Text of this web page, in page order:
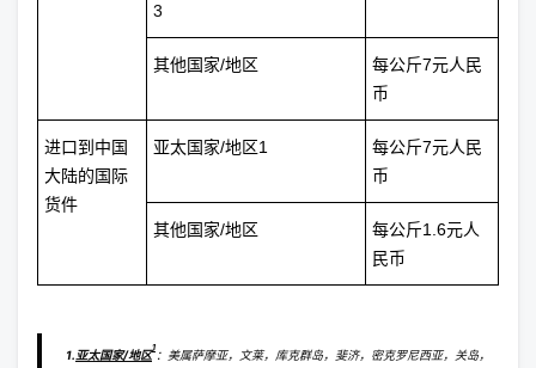
3
其他国家/地区
每公斤7元人民
币
进口到中国
大陆的国际
货件
亚太国家/地区1
每公斤7元人民
币
其他国家/地区
每公斤1.6元人
民币
1. 亚太国家/地区
1
：美属萨摩亚，文莱，库克群岛，斐济，密克罗尼西亚，关岛，